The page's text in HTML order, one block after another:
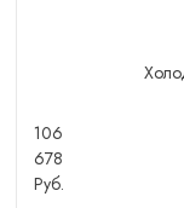
106
678
Руб.